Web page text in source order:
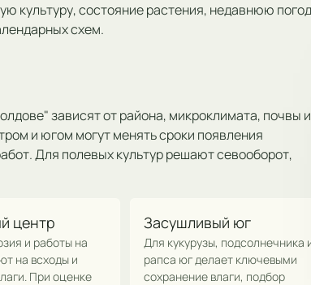
культуру, состояние растения, недавнюю
схем.
зависят от района, микроклимата, почвы и
и югом могут менять сроки появления
Для полевых культур решают севооборот,
центр
и работы на
на всходы и
При оценке
Засушливый юг
Для кукурузы, подсолнечника
рапса юг делает ключевыми
сохранение влаги, подбор